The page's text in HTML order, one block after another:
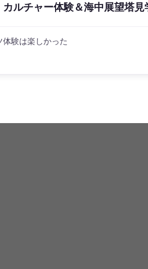
カルチャー体験＆海中展望塔
体験は楽しかった